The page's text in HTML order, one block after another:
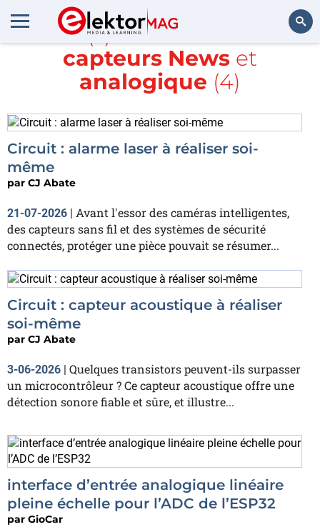
Article(s) avec la balise
IdO
capteurs News et
analogique (4)
Circuit : alarme laser à réaliser soi-
même
par CJ Abate
21-07-2026 | Avant l'essor des caméras intelligentes,
des capteurs sans fil et des systèmes de sécurité
connectés, protéger une pièce pouvait se résumer...
Circuit : capteur acoustique à réaliser
soi-même
par CJ Abate
3-06-2026 | Quelques transistors peuvent-ils surpasser
un microcontrôleur ? Ce capteur acoustique offre une
détection sonore fiable et sûre, et illustre...
interface d’entrée analogique linéaire
pleine échelle pour l’ADC de l’ESP32
par GioCar